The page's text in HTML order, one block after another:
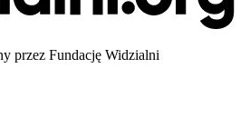
przez Fundację Widzialni